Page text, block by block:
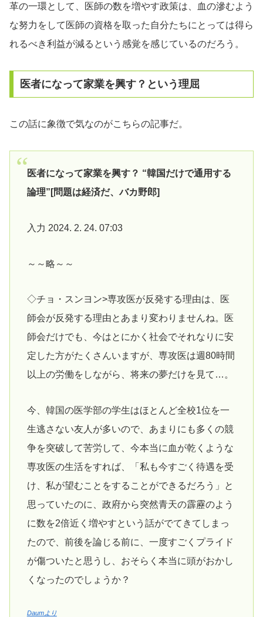
革の一環として、医師の数を増やす政策は、血の滲むよう
な努力をして医師の資格を取った自分たちにとっては得ら
れるべき利益が減るという感覚を感じているのだろう。
医者になって家業を興す？という理屈
この話に象徴で気なのがこちらの記事だ。
医者になって家業を興す？ “韓国だけで通用する
論理”[問題は経済だ、バカ野郎]
入力 2024. 2. 24. 07:03
～～略～～
◇チョ・スンヨン>専攻医が反発する理由は、医
師会が反発する理由とあまり変わりませんね。医
師会だけでも、今はとにかく社会でそれなりに安
定した方がたくさんいますが、専攻医は週80時間
以上の労働をしながら、将来の夢だけを見て…。
今、韓国の医学部の学生はほとんど全校1位を一
生逃さない友人が多いので、あまりにも多くの競
争を突破して苦労して、今本当に血が乾くような
専攻医の生活をすれば、「私も今すごく待遇を受
け、私が望むことをすることができるだろう」と
思っていたのに、政府から突然青天の霹靂のよう
に数を2倍近く増やすという話がでてきてしまっ
たので、前後を論じる前に、一度すごくプライド
が傷ついたと思うし、おそらく本当に頭がおかし
くなったのでしょうか？
Daumより